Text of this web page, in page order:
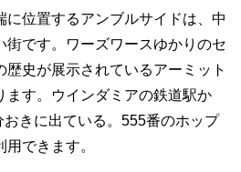
に位置するアンブルサイドは、中
街です。ワーズワースゆかりのセ
歴史が展示されているアーミット
ます。ウインダミアの鉄道駅か
きに出ている。555番のホップ
できます。